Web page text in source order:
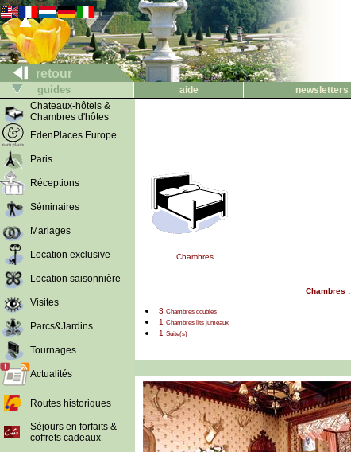
retour
guides aide newsletters
Chateaux-hôtels &
Chambres d'hôtes
EdenPlaces Europe
Paris
Réceptions
Séminaires
Mariages
Location exclusive
Location saisonnière
Visites
Parcs&Jardins
Tournages
Actualités
Routes historiques
Séjours en forfaits &
coffrets cadeaux
Chambres
Chambres :
3 Chambres doubles
1 Chambres lits jumeaux
1 Suite(s)